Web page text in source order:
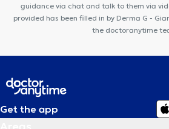
guidance via chat and talk to them via
provided has been filled in by Derma G -
the doctoranytime
Get the app